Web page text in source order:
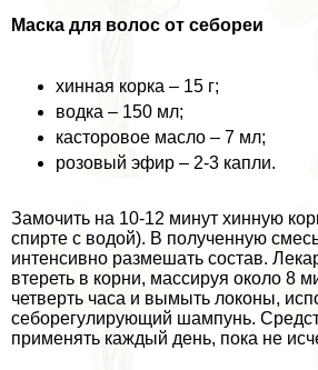
Маска для волос от себореи
хинная корка – 15 г;
водка – 150 мл;
касторовое масло – 7 мл;
розовый эфир – 2-3 капли.
Замочить на 10-12 минут хинную
спирте с водой). В полученную
интенсивно размешать состав.
втереть в корни, массируя около 8
четверть часа и вымыть локоны,
себорегулирующий шампунь.
применять каждый день, пока не